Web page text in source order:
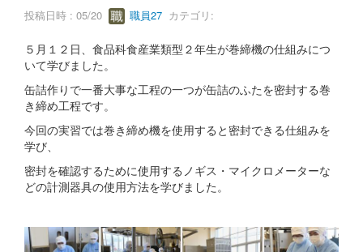
投稿日時 : 05/20 職員27 カテゴリ:
５月１２日、食品科食産業類型２年生が巻締機の仕組みにつ
いて学びました。
缶詰作りで一番大事な工程の一つが缶詰のふたを密封する巻
き締め工程です。
今回の実習では巻き締め機を使用すると密封できる仕組みを
学び、
密封を確認するために使用するノギス・マイクロメーターな
どの計測器具の使用方法を学びました。